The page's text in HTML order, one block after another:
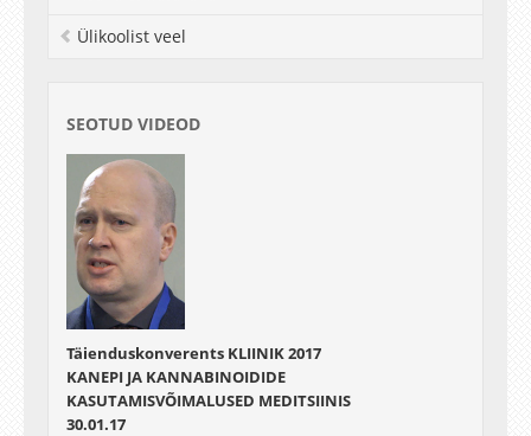
01:46:20 - 01:56:51
Diskussioon
Ülikoolist veel
SEOTUD VIDEOD
Täienduskonverents KLIINIK 2017
KANEPI JA KANNABINOIDIDE
KASUTAMISVÕIMALUSED MEDITSIINIS
30.01.17